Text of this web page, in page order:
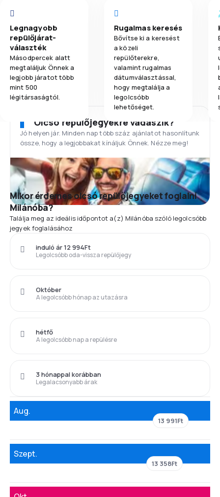
Legnagyobb
repülőjárat-
választék
Másodpercek alatt
megtaláljuk Önnek a
legjobb járatot több
mint 500
légitársaságtól.
Rugalmas keresés
Bővítse ki a keresést
a közeli
repülőterekre,
valamint rugalmas
dátumválasztással,
hogy megtalálja a
legolcsóbb
lehetőséget.
Olcsó repülőjegyekre vadászik?
Jó helyen jár. Minden nap több száz ajánlatot hasonlítunk
össze, hogy a legjobbakat kínáljuk Önnek. Nézze meg!
Mikor érdemes olcsó repülőjegyeket foglalni
Milánóba?
Találja meg az ideális időpontot a(z) Milánóba szóló legolcsóbb
jegyek foglalásához
Legolcsóbb oda-vissza repülőjegy
induló ár 12 994Ft
A legolcsóbb hónap az utazásra
Október
A legolcsóbb nap a repülésre
hétfő
Legalacsonyabb árak
3 hónappal korábban
Aug.
13 991Ft
Szept.
13 358Ft